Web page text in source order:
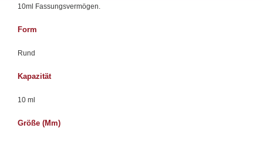
10ml Fassungsvermögen.
Form
Rund
Kapazität
10 ml
Größe (mm)